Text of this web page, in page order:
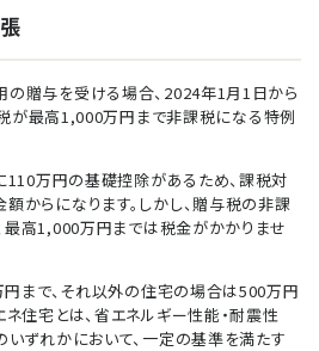
贈与を受ける場合、2024年1月1日から
が最高1,000万円まで非課税になる特例
110万円の基礎控除があるため、課税対
からになります。しかし、贈与税の非課
高1,000万円までは税金がかかりませ
まで、それ以外の住宅の場合は500万円
ネ住宅とは、省エネルギー性能・耐震性
いずれかにおいて、一定の基準を満たす